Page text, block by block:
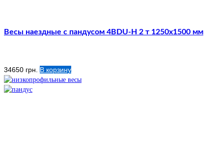
Весы наездные с пандусом 4BDU-Н 2 т 1250х1500 мм
34650 грн. В корзину